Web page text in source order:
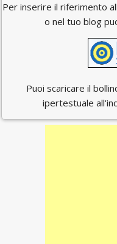
Per inserire il riferimento
o nel tuo blog
Puoi scaricare il
ipertestuale